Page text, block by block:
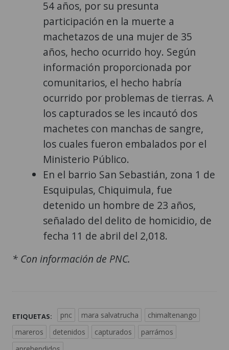
54 años, por su presunta
participación en la muerte a
machetazos de una mujer de 35
años, hecho ocurrido hoy. Según
información proporcionada por
comunitarios, el hecho habría
ocurrido por problemas de tierras. A
los capturados se les incautó dos
machetes con manchas de sangre,
los cuales fueron embalados por el
Ministerio Público.
En el barrio San Sebastián, zona 1 de
Esquipulas, Chiquimula, fue
detenido un hombre de 23 años,
señalado del delito de homicidio, de
fecha 11 de abril del 2,018.
* Con información de PNC.
ETIQUETAS: pnc mara salvatrucha
chimaltenango
mareros
detenidos capturados
parrámos